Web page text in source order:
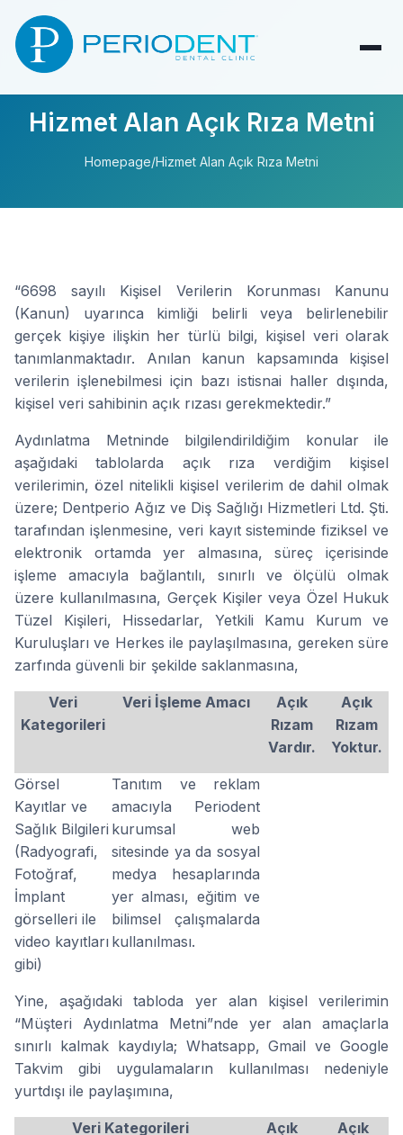
Hizmet Alan Açık Rıza Metni
Homepage/Hizmet Alan Açık Rıza Metni
“6698 sayılı Kişisel Verilerin Korunması Kanunu
(Kanun) uyarınca kimliği belirli veya belirlenebilir
gerçek kişiye ilişkin her türlü bilgi, kişisel veri olarak
tanımlanmaktadır. Anılan kanun kapsamında kişisel
verilerin işlenebilmesi için bazı istisnai haller dışında,
kişisel veri sahibinin açık rızası gerekmektedir.”
Aydınlatma Metninde bilgilendirildiğim konular ile
aşağıdaki tablolarda açık rıza verdiğim kişisel
verilerimin, özel nitelikli kişisel verilerim de dahil olmak
üzere; Dentperio Ağız ve Diş Sağlığı Hizmetleri Ltd. Şti.
tarafından işlenmesine, veri kayıt sisteminde fiziksel ve
elektronik ortamda yer almasına, süreç içerisinde
işleme amacıyla bağlantılı, sınırlı ve ölçülü olmak
üzere kullanılmasına, Gerçek Kişiler veya Özel Hukuk
Tüzel Kişileri, Hissedarlar, Yetkili Kamu Kurum ve
Kuruluşları ve Herkes ile paylaşılmasına, gereken süre
zarfında güvenli bir şekilde saklanmasına,
Veri
Kategorileri
Veri İşleme Amacı
Açık
Rızam
Vardır.
Açık
Rızam
Yoktur.
Görsel
Kayıtlar ve
Sağlık Bilgileri
(Radyografi,
Fotoğraf,
İmplant
görselleri ile
video kayıtları
gibi)
Tanıtım ve reklam
amacıyla Periodent
kurumsal web
sitesinde ya da sosyal
medya hesaplarında
yer alması, eğitim ve
bilimsel çalışmalarda
kullanılması.
Yine, aşağıdaki tabloda yer alan kişisel verilerimin
“Müşteri Aydınlatma Metni”nde yer alan amaçlarla
sınırlı kalmak kaydıyla; Whatsapp, Gmail ve Google
Takvim gibi uygulamaların kullanılması nedeniyle
yurtdışı ile paylaşımına,
Veri Kategorileri
Açık
Açık